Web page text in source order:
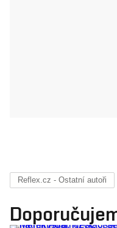
Reflex.cz - Ostatní autoři